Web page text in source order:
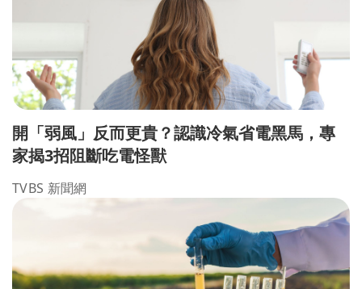
開「弱風」反而更貴？認識冷氣省電黑馬，專
家揭3招阻斷吃電怪獸
TVBS 新聞網